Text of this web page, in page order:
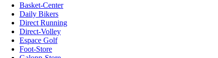
Basket-Center
Daily Bikers
Direct Running
Direct-Volley
Espace Golf
Foot-Store